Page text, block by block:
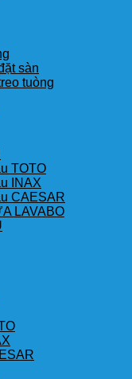
sàn
tuòng
TOTO
INAX
CAESAR
LAVABO